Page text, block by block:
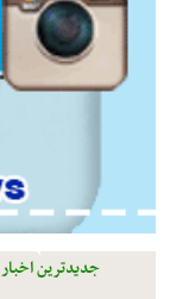
جدیدترین اخبار